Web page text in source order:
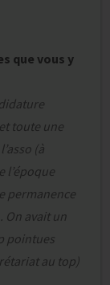
que vous y
toute une
(à
l’époque
permanence
On avait un
pointues
au top)